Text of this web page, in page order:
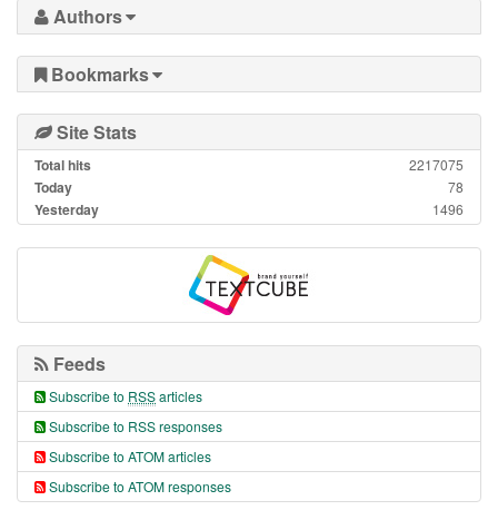
Authors
Bookmarks
Site Stats
Total hits 2217075
Today 78
Yesterday 1496
Feeds
Subscribe to RSSarticles
Subscribe to RSS responses
Subscribe to ATOM articles
Subscribe to ATOM responses